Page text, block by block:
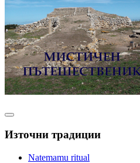
Източни традиции
Natemamu ritual